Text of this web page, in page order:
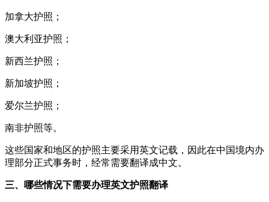
加拿大护照；
澳大利亚护照；
新西兰护照；
新加坡护照；
爱尔兰护照；
南非护照等。
这些国家和地区的护照主要采用英文记载，因此在中国境内办
理部分正式事务时，经常需要翻译成中文。
三、哪些情况下需要办理英文护照翻译